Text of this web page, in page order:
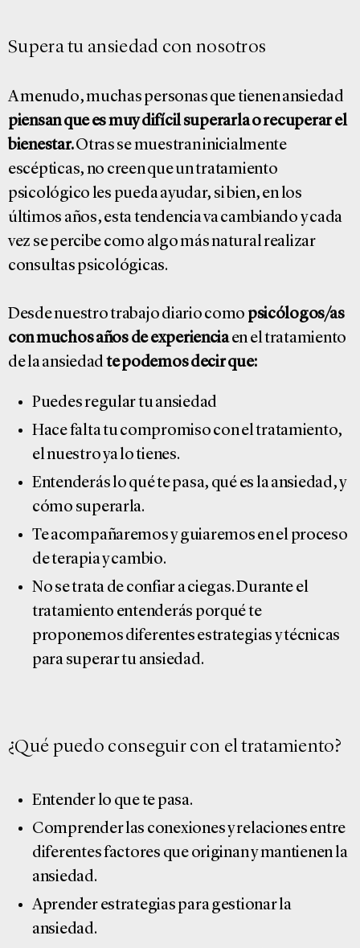
Supera tu ansiedad con nosotros
A menudo, muchas personas que tienen ansiedad
piensan que es muy difícil superarla o recuperar el
bienestar.Otras se muestran inicialmente
escépticas, no creen que un tratamiento
psicológico les pueda ayudar, si bien, en los
últimos años, esta tendencia va cambiando y cada
vez se percibe como algo más natural realizar
consultas psicológicas.
Desde nuestro trabajo diario como psicólogos/as
con muchos años de experienciaen el tratamiento
de la ansiedad te podemos decir que:
Puedes regular tu ansiedad
Hace falta tu compromiso con el tratamiento,
el nuestro ya lo tienes.
Entenderás lo qué te pasa, qué es la ansiedad, y
cómo superarla.
Te acompañaremos y guiaremos en el proceso
de terapia y cambio.
No se trata de confiar a ciegas. Durante el
tratamiento entenderás porqué te
proponemos diferentes estrategias y técnicas
para superar tu ansiedad.
¿Qué puedo conseguir con el tratamiento?
Entender lo que te pasa.
Comprender las conexiones y relaciones entre
diferentes factores que originan y mantienen la
ansiedad.
Aprender estrategias para gestionar la
ansiedad.